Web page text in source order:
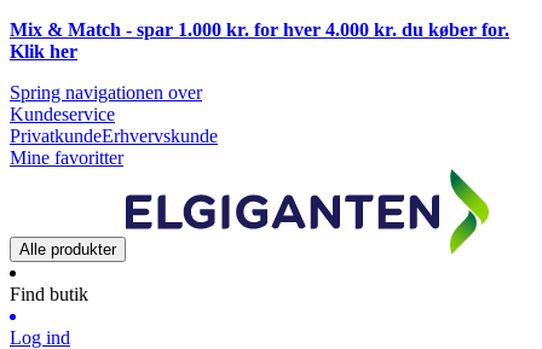
Mix & Match - spar 1.000 kr. for hver 4.000 kr. du køber for.
Klik her
Spring navigationen over
Kundeservice
PrivatkundeErhvervskunde
Mine favoritter
Alle produkter
Find butik
Log ind